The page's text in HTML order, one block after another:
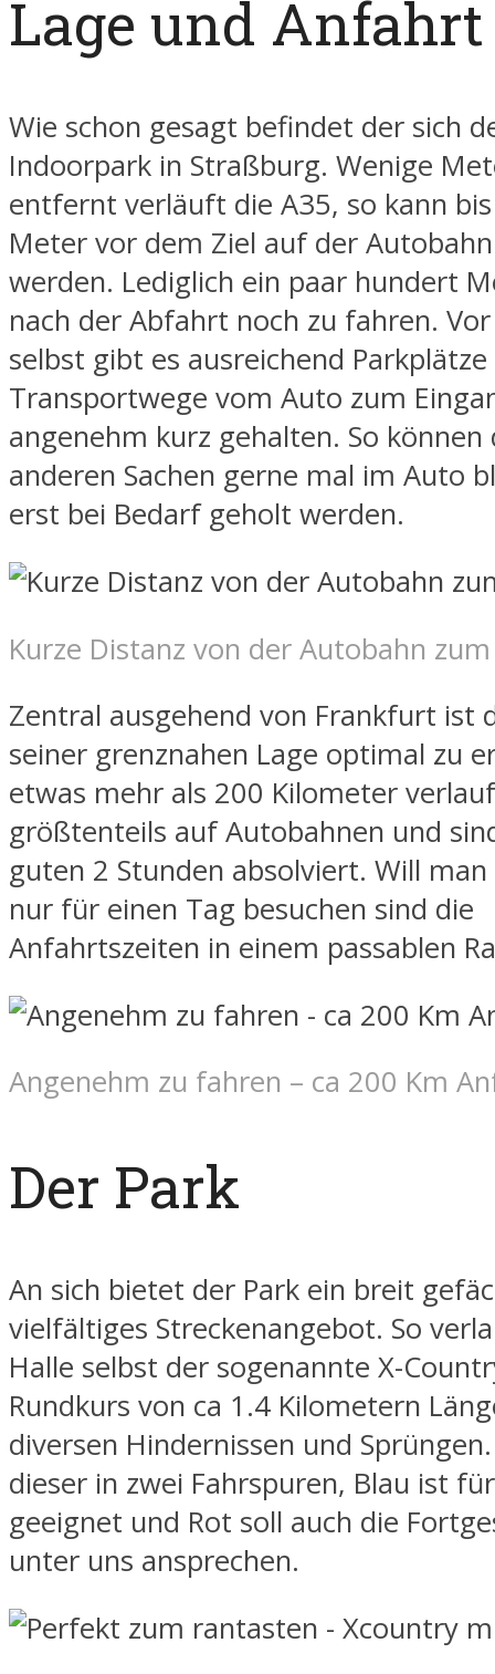
Lage und Anfahrt
Wie schon gesagt befindet der sich
Indoorpark in Straßburg. Wenige
entfernt verläuft die A35, so kann
Meter vor dem Ziel auf der
werden. Lediglich ein paar hundert
nach der Abfahrt noch zu fahren.
selbst gibt es ausreichend
Transportwege vom Auto zum
angenehm kurz gehalten. So können
anderen Sachen gerne mal im Auto
erst bei Bedarf geholt werden.
Kurze Distanz von der Autobahn
Zentral ausgehend von Frankfurt ist
seiner grenznahen Lage optimal zu
etwas mehr als 200 Kilometer
größtenteils auf Autobahnen und
guten 2 Stunden absolviert. Will man
nur für einen Tag besuchen sind die
Anfahrtszeiten in einem passablen
Angenehm zu fahren – ca 200 Km
Der Park
An sich bietet der Park ein breit
vielfältiges Streckenangebot. So
Halle selbst der sogenannte X-
Rundkurs von ca 1.4 Kilometern
diversen Hindernissen und
dieser in zwei Fahrspuren, Blau ist
geeignet und Rot soll auch die
unter uns ansprechen.